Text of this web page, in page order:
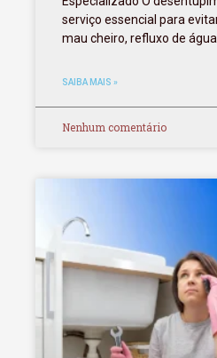
serviço essencial para
mau cheiro, refluxo de
SAIBA MAIS »
Nenhum comentário